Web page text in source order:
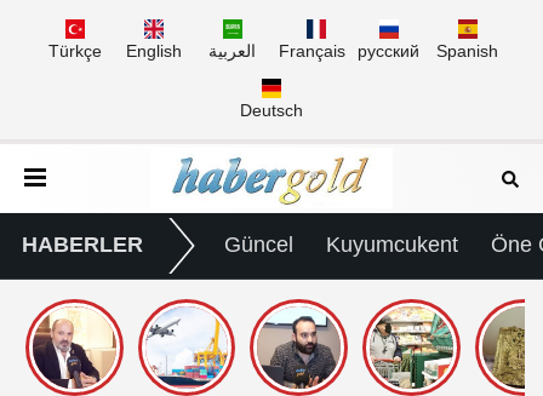
Türkçe English العربية Français русский Spanish
Deutsch
HABERLER Güncel Kuyumcukent Öne